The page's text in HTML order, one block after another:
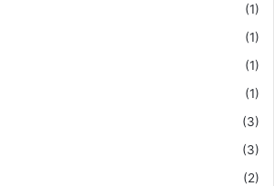
(1)
(1)
(1)
(1)
(3)
(3)
(2)